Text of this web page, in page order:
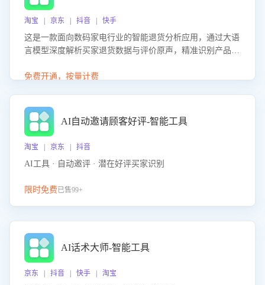
淘宝 | 京东 | 抖音 | 快手
这是一款面向数码家电行业的智能退货分析应用，通过大语
言模型深度解析买家退货数据与评价原声，精准识别产品质
改进建议，通过挖掘用户痛点驱动产品迭代，从根本上降低
免费开通，按量计费
AI自动邀请顾客好评-智能工具
淘宝 | 京东 | 抖音
AI工具 · 自动邀评 · 潜在好评买家识别
限时免费已售99+
AI话术大师-智能工具
京东 | 抖音 | 快手 | 淘宝